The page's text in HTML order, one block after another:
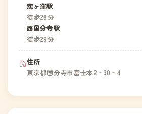
恋ヶ窪駅
徒歩28分
西国分寺駅
徒歩29分
住所
東京都国分寺市富士本2‐30‐4